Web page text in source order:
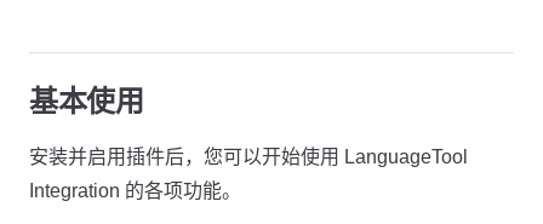
基本使用
安装并启用插件后，您可以开始使用 LanguageTool
Integration 的各项功能。